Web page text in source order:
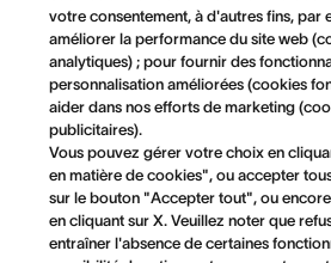
votre consentement, à d'autres fins, par
améliorer la performance du site web
analytiques) ; pour fournir des
personnalisation améliorées (cookies
aider dans nos efforts de marketing
publicitaires).
Vous pouvez gérer votre choix en
en matière de cookies", ou accepter
sur le bouton "Accepter tout", ou
en cliquant sur X. Veuillez noter que
entraîner l'absence de certaines